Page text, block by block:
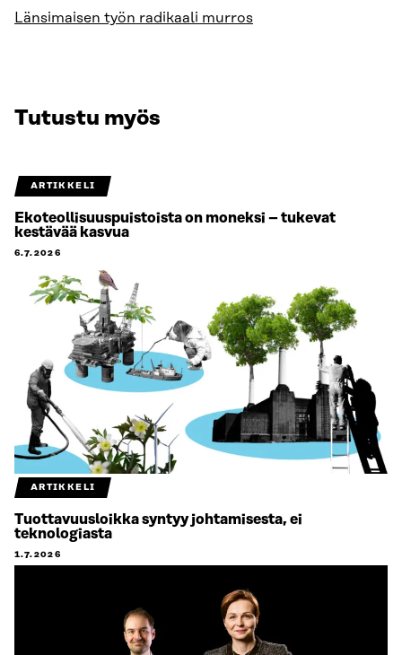
Länsimaisen työn radikaali murros
Tutustu myös
ARTIKKELI
Ekoteollisuuspuistoista on moneksi – tukevat
kestävää kasvua
6.7.2026
ARTIKKELI
Tuottavuusloikka syntyy johtamisesta, ei
teknologiasta
1.7.2026